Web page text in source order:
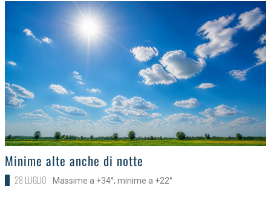
>Minime alte anche di notte
28 LUGLIO Massime a +34°; minime a +22°